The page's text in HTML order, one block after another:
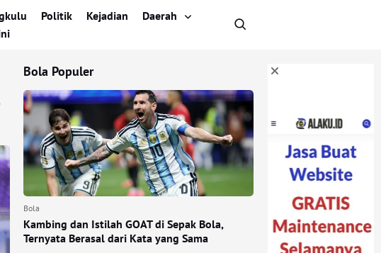
Politik Kejadian
Daerah
Bola Populer
Bola
Kambing dan Istilah GOAT di Sepak Bola,
Ternyata Berasal dari Kata yang Sama